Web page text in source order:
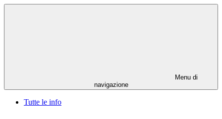
Menu di
navigazione
Tutte le info